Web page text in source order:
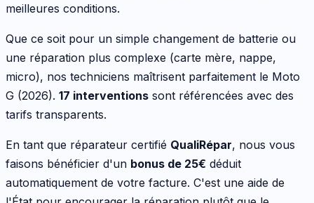
meilleures conditions.
Que ce soit pour un simple changement de batterie ou
une réparation plus complexe (carte mère, nappe,
micro), nos techniciens maîtrisent parfaitement le Moto
G (2026). 17 interventions sont référencées avec des
tarifs transparents.
En tant que réparateur certifié QualiRépar, nous vous
faisons bénéficier d'un bonus de 25€ déduit
automatiquement de votre facture. C'est une aide de